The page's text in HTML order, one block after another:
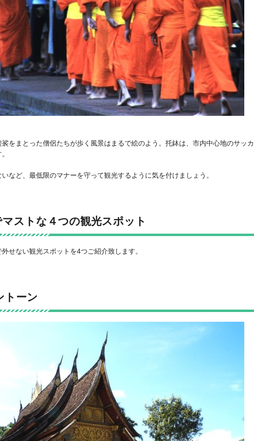
をまとった僧侶たちが歩く風景はまるで絵のよう。托鉢は、市内中心地のサッカ
など、最低限のマナーを守って観光するように気を付けましょう。
ストな４つの観光スポット
せない観光スポットを4つご紹介致します。
トーン